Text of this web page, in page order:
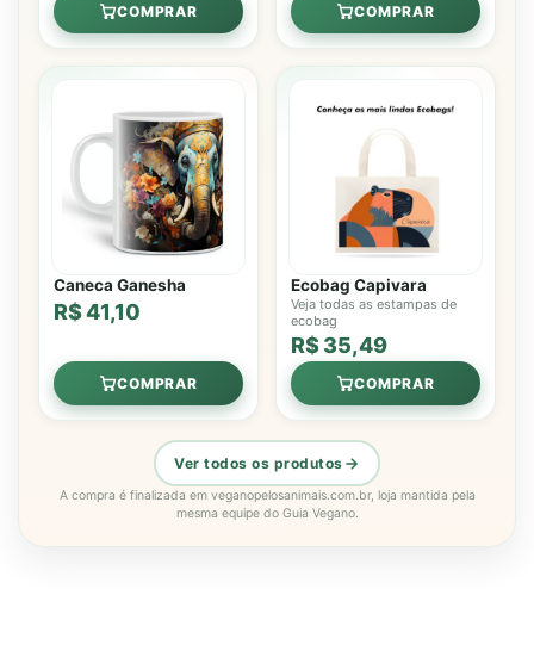
COMPRAR COMPRAR
Caneca Ganesha
R$ 41,10
COMPRAR
Ecobag Capivara
Veja todas as estampas de
ecobag
R$ 35,49
COMPRAR
Ver todos os produtos
A compra é finalizada em veganopelosanimais.com.br, loja mantida pela
mesma equipe do Guia Vegano.